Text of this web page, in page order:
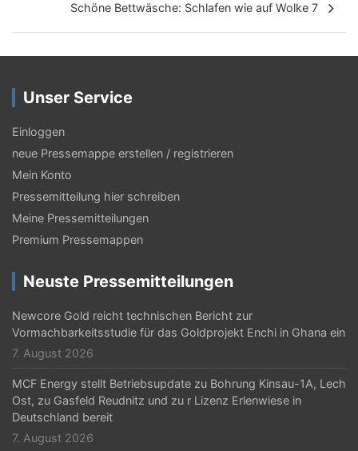
t
r
a
g
s
-
N
a
v
i
g
a
t
i
o
n
Schöne Bettwäsche: Schlafen wie auf Wolke 7
Unser Service
Einloggen
neue Pressemappe erstellen / registrieren
Mein Konto
Pressemitteilung hier schreiben
Meine Pressemitteilungen
Premium Pressemappen
Neuste Pressemitteilungen
Newcore Gold reicht technischen Bericht zur
Vormachbarkeitsstudie für das Goldprojekt Enchi in Ghana ein
7. August 2026
MCF Energy stellt Betriebsupdate zu Bohrung Kinsau-1A, Lech
Ost, zu Gasfeld Reudnitz und zu r Lizenz Erlenwiese in
Deutschland bereit
7. August 2026